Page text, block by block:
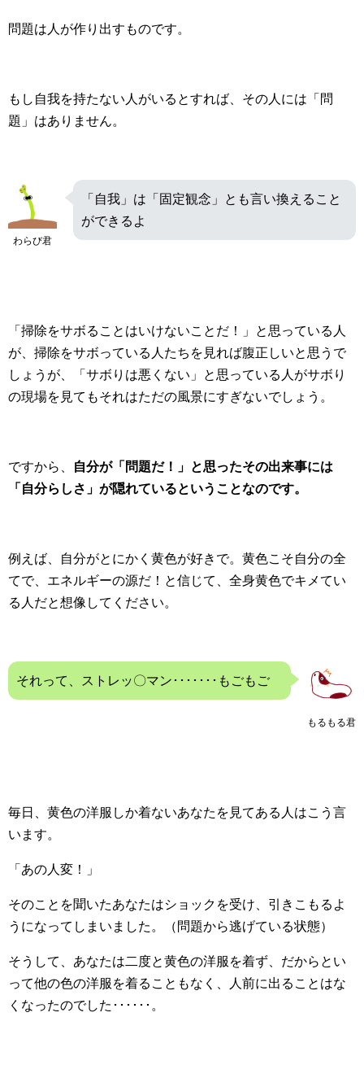
問題は人が作り出すものです。
もし自我を持たない人がいるとすれば、その人には「問
題」はありません。
わらび君
「自我」は「固定観念」とも言い換えること
ができるよ
「掃除をサボることはいけないことだ！」と思っている人
が、掃除をサボっている人たちを見れば腹正しいと思うで
しょうが、「サボりは悪くない」と思っている人がサボり
の現場を見てもそれはただの風景にすぎないでしょう。
ですから、
自分が「問題だ！」と思ったその出来事には
「自分らしさ」が隠れているということなのです。
例えば、自分がとにかく黄色が好きで。黄色こそ自分の全
てで、エネルギーの源だ！と信じて、全身黄色でキメてい
る人だと想像してください。
もるもる君
それって、ストレッ〇マン･･･････もごもご
毎日、黄色の洋服しか着ないあなたを見てある人はこう言
います。
「あの人変！」
そのことを聞いたあなたはショックを受け、引きこもるよ
うになってしまいました。（問題から逃げている状態）
そうして、あなたは二度と黄色の洋服を着ず、だからとい
って他の色の洋服を着ることもなく、人前に出ることはな
くなったのでした･･････。